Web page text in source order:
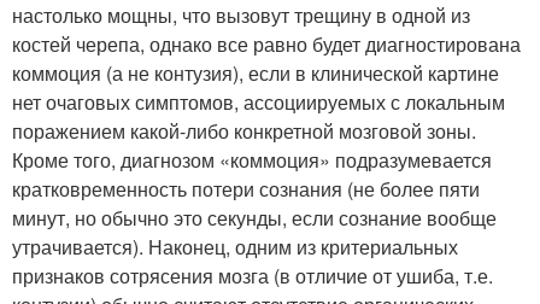
настолько мощны, что вызовут трещину в одной из
костей черепа, однако все равно будет диагностирована
коммоция (а не контузия), если в клинической картине
нет очаговых симптомов, ассоциируемых с локальным
поражением какой-либо конкретной мозговой зоны.
Кроме того, диагнозом «коммоция» подразумевается
кратковременность потери сознания (не более пяти
минут, но обычно это секунды, если сознание вообще
утрачивается). Наконец, одним из критериальных
признаков сотрясения мозга (в отличие от ушиба, т.е.